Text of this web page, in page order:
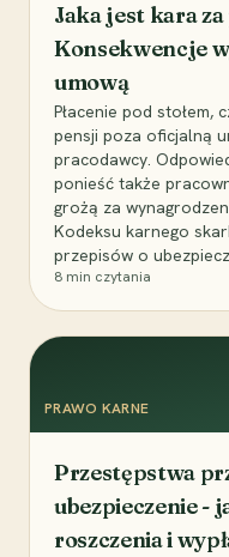
Jaka jest kara za
Konsekwencje
umową
Płacenie pod stołem,
pensji poza oficjalną
pracodawcy.
ponieść także
grożą za
Kodeksu karnego
przepisów o
8 min czytania
PRAWO KARNE
Przestępstwa
ubezpieczenie -
roszczenia i